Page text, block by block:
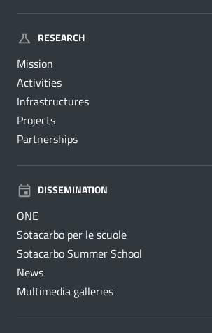
RESEARCH
Mission
Activities
Infrastructures
Projects
Partnerships
DISSEMINATION
ONE
Sotacarbo per le scuole
Sotacarbo Summer School
News
Multimedia galleries